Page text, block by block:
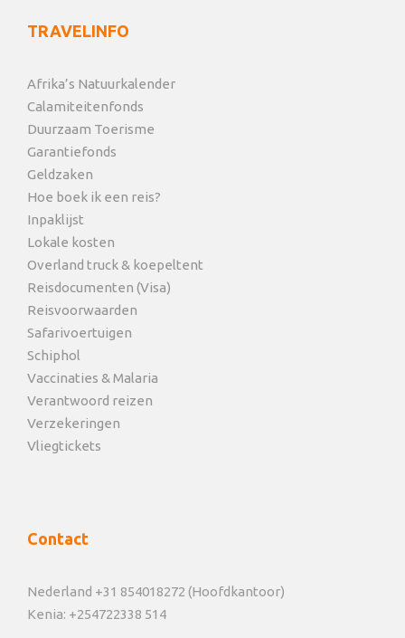
TRAVELINFO
Afrika’s Natuurkalender
Calamiteitenfonds
Duurzaam Toerisme
Garantiefonds
Geldzaken
Hoe boek ik een reis?
Inpaklijst
Lokale kosten
Overland truck & koepeltent
Reisdocumenten (Visa)
Reisvoorwaarden
Safarivoertuigen
Schiphol
Vaccinaties & Malaria
Verantwoord reizen
Verzekeringen
Vliegtickets
Contact
Nederland +31 854018272 (Hoofdkantoor)
Kenia: +254722338 514